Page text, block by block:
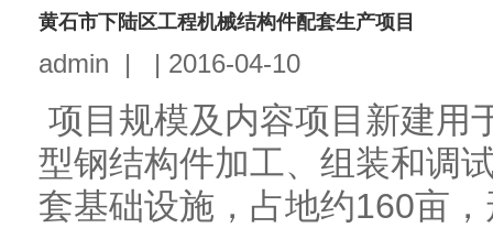
黄石市下陆区工程机械结构件配套生产项目
admin | | 2016-04-10
项目规模及内容项目新建用
型钢结构件加工、组装和调
套基础设施，占地约160亩